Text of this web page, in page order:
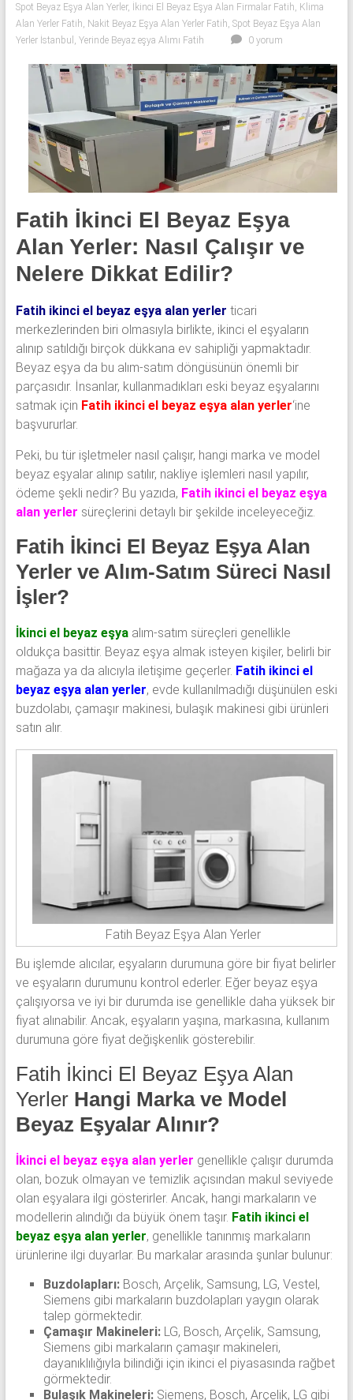
ve
kombi
alınır.
Spot Beyaz Eşya Alan Yerler, İkinci El Beyaz Eşya Alan Firmalar Fatih Klima
Alan Yerler Fatih Nakit Beyaz Eşya Alan Yerler Fatih Spot Beyaz Eşya Alan
Yerler İstanbul
Yerinde Beyaz eşya Alımı Fatih 0 yorum
Fatih İkinci El Beyaz Eşya
Alan Yerler: Nasıl Çalışır ve
Nelere Dikkat Edilir?
Fatih ikinci el beyaz eşya alan yerler ticari
merkezlerinden biri olmasıyla birlikte, ikinci el eşyaların
alınıp satıldığı birçok dükkana ev sahipliği yapmaktadır.
Beyaz eşya da bu alım-satım döngüsünün önemli bir
parçasıdır. İnsanlar, kullanmadıkları eski beyaz eşyalarını
satmak için Fatih ikinci el beyaz eşya alan yerler‘ine
başvururlar.
Peki, bu tür işletmeler nasıl çalışır, hangi marka ve model
beyaz eşyalar alınıp satılır, nakliye işlemleri nasıl yapılır,
ödeme şekli nedir? Bu yazıda, Fatih ikinci el beyaz eşya
alan yerler süreçlerini detaylı bir şekilde inceleyeceğiz.
Fatih İkinci El Beyaz Eşya Alan
Yerler ve Alım-Satım Süreci Nasıl
İşler?
İkinci el beyaz eşyaalım-satım süreçleri genellikle
oldukça basittir. Beyaz eşya almak isteyen kişiler, belirli bir
mağaza ya da alıcıyla iletişime geçerler. Fatih ikinci el
beyaz eşya alan yerler, evde kullanılmadığı düşünülen eski
buzdolabı, çamaşır makinesi, bulaşık makinesi gibi ürünleri
satın alır.
Fatih Beyaz Eşya Alan Yerler
Bu işlemde alıcılar, eşyaların durumuna göre bir fiyat belirler
ve eşyaların durumunu kontrol ederler. Eğer beyaz eşya
çalışıyorsa ve iyi bir durumda ise genellikle daha yüksek bir
fiyat alınabilir. Ancak, eşyaların yaşına, markasına, kullanım
durumuna göre fiyat değişkenlik gösterebilir.
Fatih İkinci El Beyaz Eşya Alan
Yerler Hangi Marka ve Model
Beyaz Eşyalar Alınır?
İkinci el beyaz eşya alan yerler genellikle çalışır durumda
olan, bozuk olmayan ve temizlik açısından makul seviyede
olan eşyalara ilgi gösterirler. Ancak, hangi markaların ve
modellerin alındığı da büyük önem taşır. Fatih ikinci el
beyaz eşya alan yerler, genellikle tanınmış markaların
ürünlerine ilgi duyarlar. Bu markalar arasında şunlar bulunur:
Buzdolapları:Bosch, Arçelik, Samsung, LG, Vestel,
Siemens gibi markaların buzdolapları yaygın olarak
talep görmektedir.
Çamaşır Makineleri:LG, Bosch, Arçelik, Samsung,
Siemens gibi markaların çamaşır makineleri,
dayanıklılığıyla bilindiği için ikinci el piyasasında rağbet
görmektedir.
Bulaşık Makineleri:Siemens, Bosch, Arçelik, LG gibi